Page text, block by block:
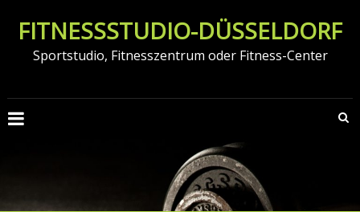
Inhalt
springenFITNESSSTUDIO-DÜSSELDORF
Sportstudio, Fitnesszentrum oder Fitness-Center